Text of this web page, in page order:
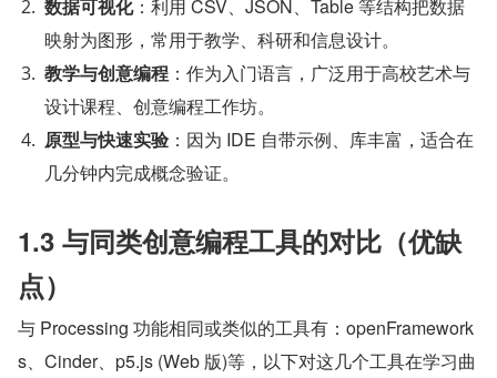
数据可视化：利用 CSV、JSON、Table 等结构把数据
映射为图形，常用于教学、科研和信息设计。
教学与创意编程 ：作为入门语言，广泛用于高校艺术与
设计课程、创意编程工作坊。
原型与快速实验 ：因为 IDE 自带示例、库丰富，适合在
几分钟内完成概念验证。
1.3 与同类创意编程工具的对比（优缺
点）
与 Processing 功能相同或类似的工具有：openFramework
s、Cinder、p5.js (Web 版)等，以下对这几个工具在学习曲